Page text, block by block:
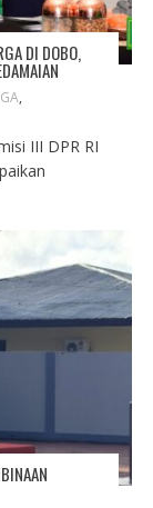
DI DOBO,
,
III DPR RI